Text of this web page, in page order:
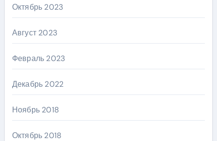
Октябрь 2023
Август 2023
Февраль 2023
Декабрь 2022
Ноябрь 2018
Октябрь 2018